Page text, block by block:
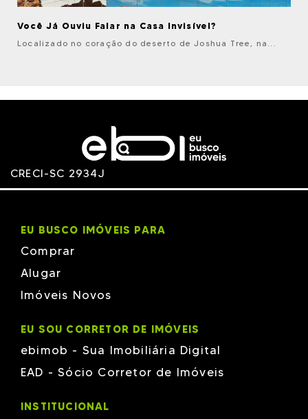
Você Já Ouviu Falar na Casa Invisível?
Localizado no coração do deserto de Joshua Tree, na...
CRECI-SC 2934J
EU BUSCO IMÓVEIS PARA
Comprar
Alugar
Imóveis Novos
EU SOU CORRETOR DE IMÓVEIS
ebimob - Sua Imobiliária Digital
EAD - Sócio Corretor de Imóveis
INSTITUCIONAL